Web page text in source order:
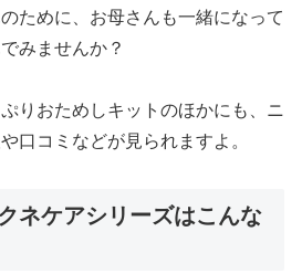
ために、お母さんも一緒になって
みませんか？
りおためしキットのほかにも、ニ
口コミなどが見られますよ。
ネケアシリーズはこんな